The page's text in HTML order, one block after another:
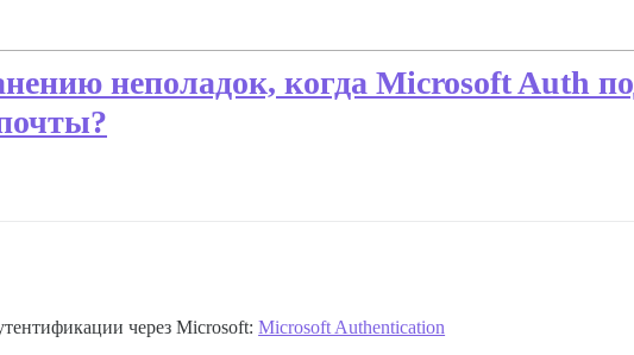
неполадок, когда Microsoft Auth
через Microsoft:Microsoft Authentication